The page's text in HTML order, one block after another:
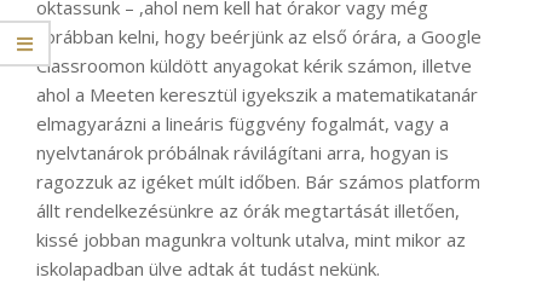
oktassunk – ,ahol nem kell hat órakor vagy még
korábban kelni, hogy beérjünk az első órára, a Google
Classroomon küldött anyagokat kérik számon, illetve
ahol a Meeten keresztül igyekszik a matematikatanár
elmagyarázni a lineáris függvény fogalmát, vagy a
nyelvtanárok próbálnak rávilágítani arra, hogyan is
ragozzuk az igéket múlt időben. Bár számos platform
állt rendelkezésünkre az órák megtartását illetően,
kissé jobban magunkra voltunk utalva, mint mikor az
iskolapadban ülve adtak át tudást nekünk.